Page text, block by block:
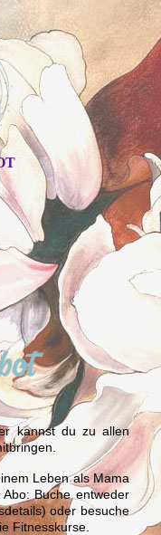
kannst du zu allen
Leben als Mama
Buche entweder
oder besuche
Fitnesskurse.